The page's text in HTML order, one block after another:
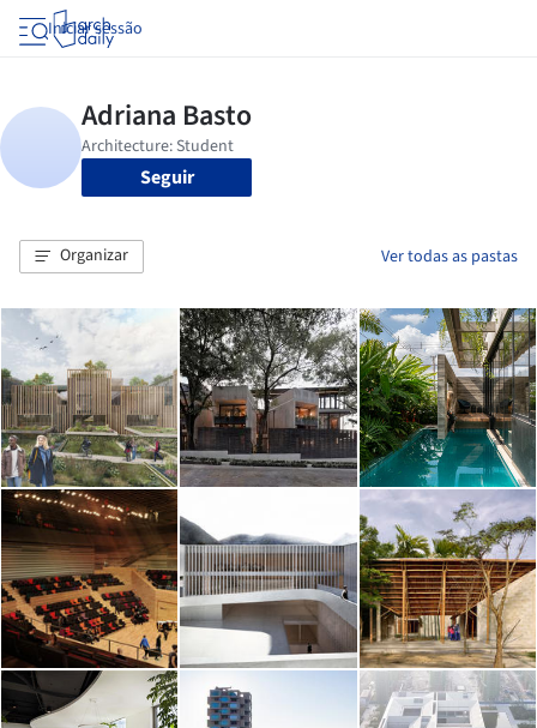
Iniciar sessão
Seguir
Organizar Ver todas as pastas